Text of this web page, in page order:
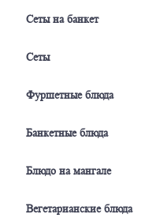
Сеты на банкет
Сеты
Фуршетные блюда
Банкетные блюда
Блюдо на мангале
Вегетарианские блюда